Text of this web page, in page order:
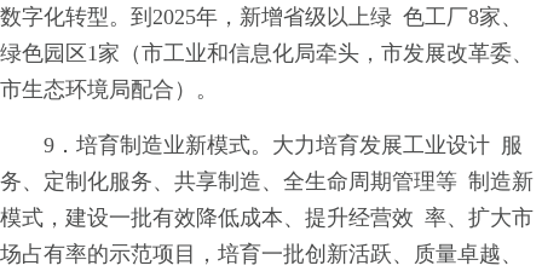
数字化转型。到2025年，新增省级以上绿 色工厂8家、
绿色园区1家（市工业和信息化局牵头，市发展改革委、
市生态环境局配合）。
9．培育制造业新模式。大力培育发展工业设计 服
务、定制化服务、共享制造、全生命周期管理等 制造新
模式，建设一批有效降低成本、提升经营效 率、扩大市
场占有率的示范项目，培育一批创新活跃、质量卓越、